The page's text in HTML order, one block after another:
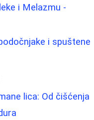
i Melazmu -
i spuštene
lica: Od čišćenja